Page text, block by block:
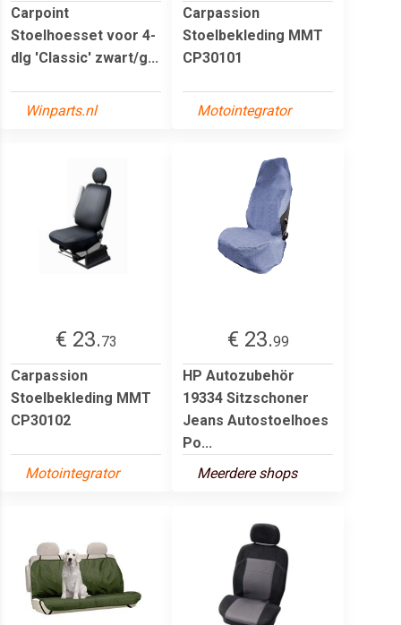
Carpoint
Stoelhoesset voor 4-
dlg 'Classic' zwart/g...
Winparts.nl
Carpassion
Stoelbekleding MMT
CP30101
Motointegrator
€ 23.73
Carpassion
Stoelbekleding MMT
CP30102
Motointegrator
€ 23.99
HP Autozubehör
19334 Sitzschoner
Jeans Autostoelhoes
Po...
Meerdere shops